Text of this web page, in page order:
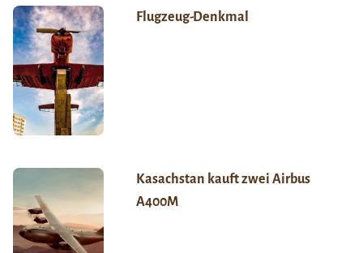
Flugzeug-Denkmal
Kasachstan kauft zwei Airbus
A400M